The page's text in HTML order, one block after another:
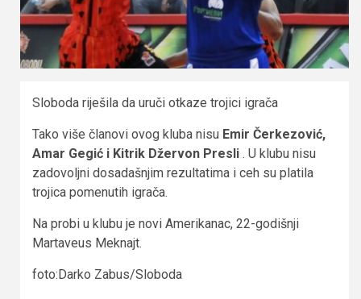
Sloboda riješila da uruči otkaze trojici igrača
Tako više članovi ovog kluba nisu Emir Čerkezović,
Amar Gegić i Kitrik Džervon Presli . U klubu nisu
zadovoljni dosadašnjim rezultatima i ceh su platila
trojica pomenutih igrača.
Na probi u klubu je novi Amerikanac, 22-godišnji
Martaveus Meknajt.
foto:Darko Zabus/Sloboda